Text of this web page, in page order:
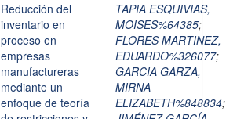
Reducción del
inventario en
proceso en
empresas
manufactureras
mediante un
enfoque de teoría
TAPIA ESQUIVIAS,
MOISES%64385;
FLORES MARTINEZ,
EDUARDO%326077;
GARCIA GARZA,
MIRNA
ELIZABETH%848834;